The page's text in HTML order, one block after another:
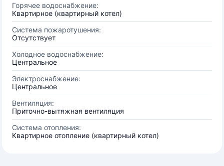
Горячее водоснабжение:
Квартирное (квартирный котел)
Система пожаротушения:
Отсутствует
Холодное водоснабжение:
Центральное
Электроснабжение:
Центральное
Вентиляция:
Приточно-вытяжная вентиляция
Система отопления:
Квартирное отопление (квартирный котел)